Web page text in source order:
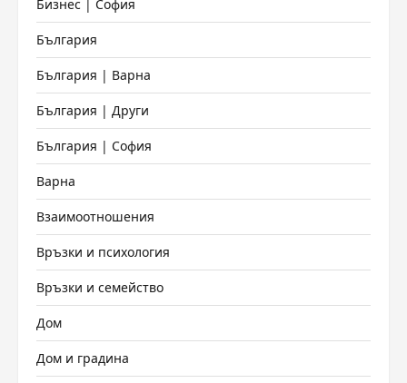
Бизнес | София
България
България | Варна
България | Други
България | София
Варна
Взаимоотношения
Връзки и психология
Връзки и семейство
Дом
Дом и градина